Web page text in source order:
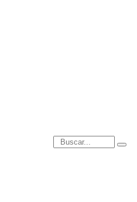
Introduce términos de